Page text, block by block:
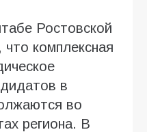
Ростовской
комплексная
в
во
региона. В